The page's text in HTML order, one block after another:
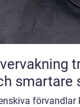
trygghet,
smartare
förvandlar